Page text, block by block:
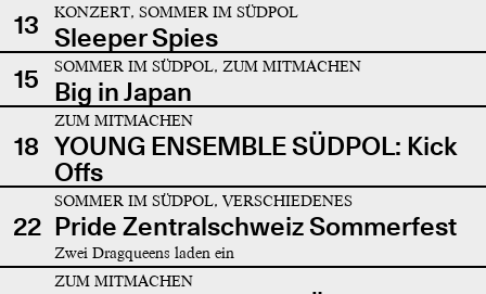
13
KONZERT, SOMMER IM SÜDPOL
Sleeper Spies
15
SOMMER IM SÜDPOL, ZUM MITMACHEN
Big in Japan
18
ZUM MITMACHEN
YOUNG ENSEMBLE SÜDPOL: Kick
Offs
22
SOMMER IM SÜDPOL, VERSCHIEDENES
Pride Zentralschweiz Sommerfest
Zwei Dragqueens laden ein
ZUM MITMACHEN